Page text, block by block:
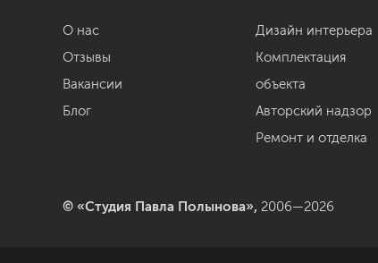
О нас
Отзывы
Вакансии
Блог
Дизайн интерьера
Комплектация
объекта
Авторский надзор
Ремонт и отделка
© «Студия Павла Полынова», 2006—2026